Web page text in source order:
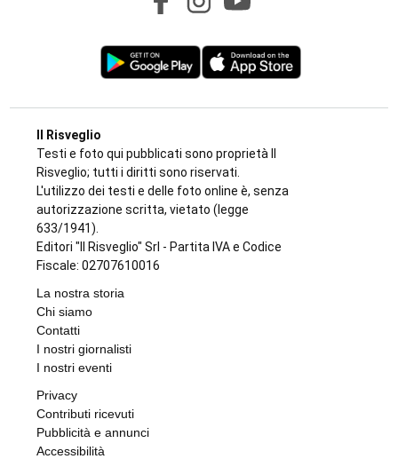
Il Risveglio
Testi e foto qui pubblicati sono proprietà Il
Risveglio; tutti i diritti sono riservati.
L'utilizzo dei testi e delle foto online è, senza
autorizzazione scritta, vietato (legge
633/1941).
Editori "Il Risveglio" Srl - Partita IVA e Codice
Fiscale: 02707610016
La nostra storia
Chi siamo
Contatti
I nostri giornalisti
I nostri eventi
Privacy
Contributi ricevuti
Pubblicità e annunci
Accessibilità